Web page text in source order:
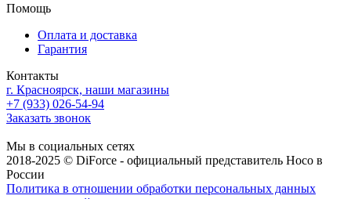
Помощь
Оплата и доставка
Гарантия
Контакты
г. Красноярск, наши магазины
+7 (933) 026-54-94
Заказать звонок
Мы в социальных сетях
2018-2025 © DiForce - официальный представитель Hoco в
России
Политика в отношении обработки персональных данных